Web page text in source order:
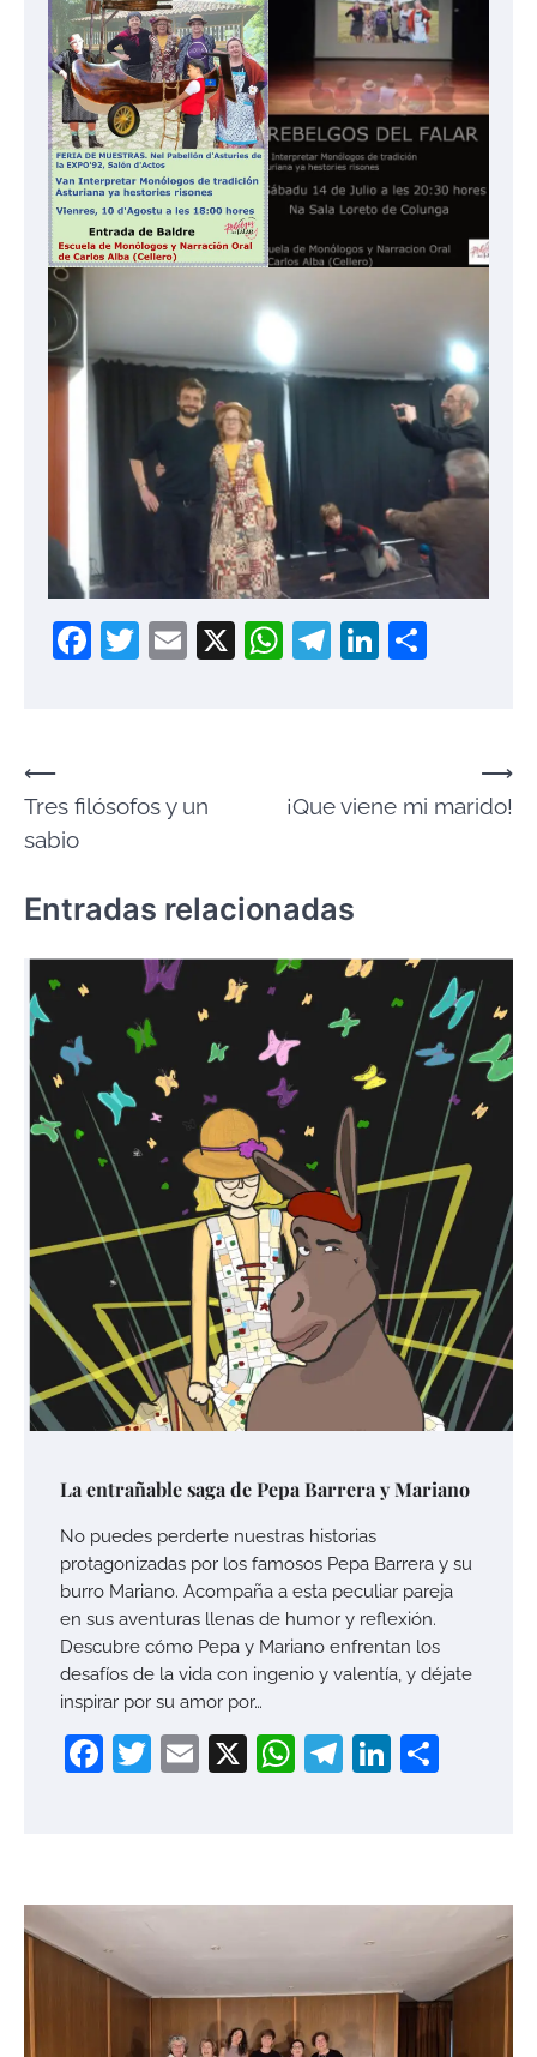
Facebook
Twitter
Email
X WhatsApp
Telegram
LinkedIn
Navegación
de
⟵
Tres filósofos y un
sabio
¡Que viene mi marido!
⟶
Entradas relacionadas
La entrañable saga de Pepa Barrera y Mariano
No puedes perderte nuestras historias
protagonizadas por los famosos Pepa Barrera y su
burro Mariano. Acompaña a esta peculiar pareja
en sus aventuras llenas de humor y reflexión.
Descubre cómo Pepa y Mariano enfrentan los
desafíos de la vida con ingenio y valentía, y déjate
inspirar por su amor por…
Facebook
Twitter
Email
X WhatsApp
Telegram